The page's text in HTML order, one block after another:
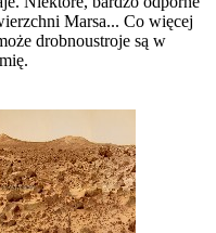
Marsa... Co więcej
drobnoustroje są w